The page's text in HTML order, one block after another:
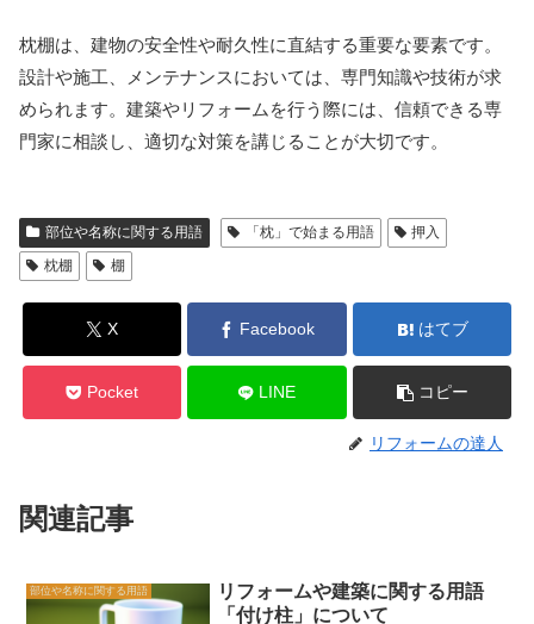
枕棚は、建物の安全性や耐久性に直結する重要な要素です。
設計や施工、メンテナンスにおいては、専門知識や技術が求
められます。建築やリフォームを行う際には、信頼できる専
門家に相談し、適切な対策を講じることが大切です。
部位や名称に関する用語 「枕」で始まる用語
押入
枕棚
棚
X Facebook はてブ
Pocket LINE コピー
リフォームの達人
関連記事
部位や名称に関する用語
リフォームや建築に関する用語
「付け柱」について